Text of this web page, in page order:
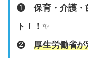
❶ 保育・介護
ト！！ ✨
❷ 厚生労働省